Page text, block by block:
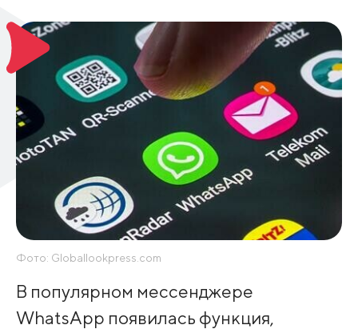
Фото: Globallookpress.com
В популярном мессенджере
WhatsApp появилась функция,